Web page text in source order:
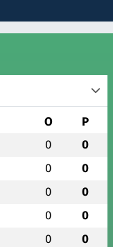
O P
0 0
0 0
0 0
0 0
0 0